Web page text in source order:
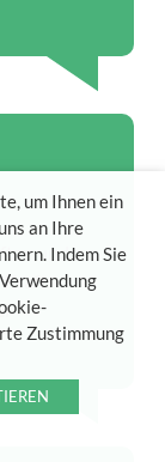
und
Kraft.
um Ihnen ein
an Ihre
Indem Sie
Zustimmung